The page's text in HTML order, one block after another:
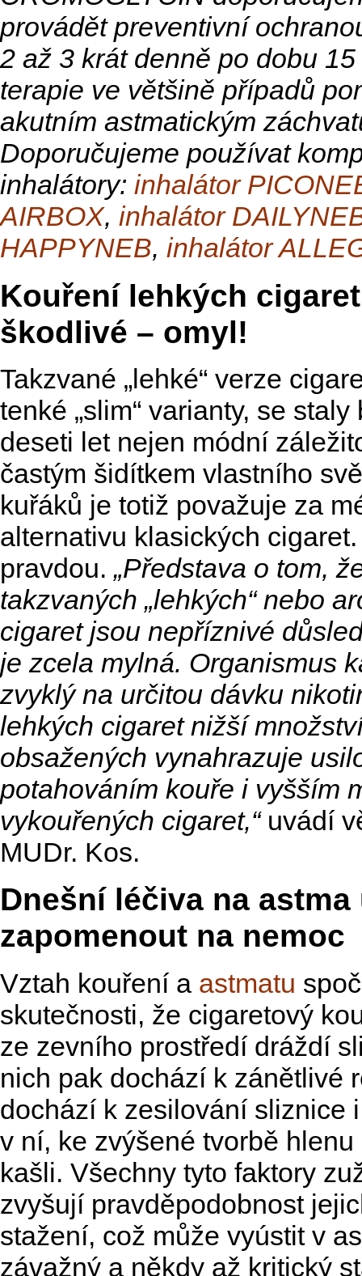
provádět preventivní
2 až 3 krát denně po dobu
terapie ve většině případů
akutním astmatickým
Doporučujeme používat
inhalátory: inhalátor
AIRBOX, inhalátor
HAPPYNEB, inhalátor
Kouření lehkých
škodlivé – omyl!
Takzvané „lehké“ verze
tenké „slim“ varianty, se
deseti let nejen módní
častým šidítkem vlastního
kuřáků je totiž považuje za
alternativu klasických
pravdou. „Představa o tom,
takzvaných „lehkých“ nebo
cigaret jsou nepříznivé
je zcela mylná. Organismus
zvyklý na určitou dávku
lehkých cigaret nižší
obsažených vynahrazuje
potahováním kouře i vyšším
vykouřených cigaret,“uvádí
MUDr. Kos.
Dnešní léčiva na
zapomenout na nemoc
Vztah kouření a astmatu
skutečnosti, že cigaretový
ze zevního prostředí dráždí
nich pak dochází k zánětlivé
dochází k zesilování sliznice
v ní, ke zvýšené tvorbě
kašli. Všechny tyto faktory
zvyšují pravděpodobnost
stažení, což může vyústit v
závažný a někdy až kritický